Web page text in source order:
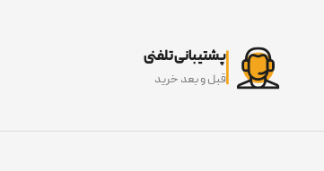
پشتیبانی تلفنی
قبل و بعد خرید